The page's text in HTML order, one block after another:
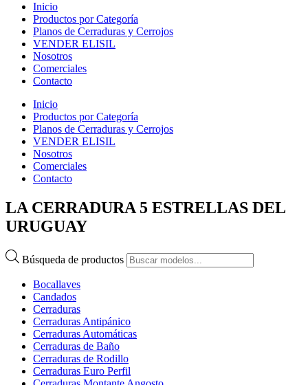
Inicio
Productos por Categoría
Planos de Cerraduras y Cerrojos
VENDER ELISIL
Nosotros
Comerciales
Contacto
Inicio
Productos por Categoría
Planos de Cerraduras y Cerrojos
VENDER ELISIL
Nosotros
Comerciales
Contacto
LA CERRADURA 5 ESTRELLAS DEL
URUGUAY
Búsqueda de productos
Bocallaves
Candados
Cerraduras
Cerraduras Antipánico
Cerraduras Automáticas
Cerraduras de Baño
Cerraduras de Rodillo
Cerraduras Euro Perfil